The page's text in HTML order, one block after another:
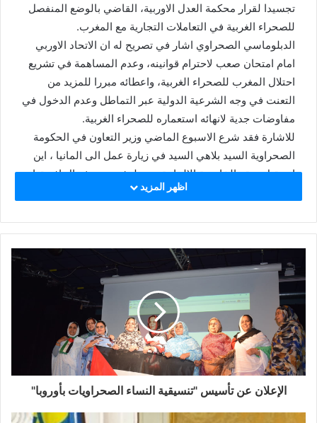
تجسيدا لقرار محكمة العدل الاوربية، القاضي بالوضع المنفصل
للصحراء الغربية في التعاملات التجارية مع المغرب.
الدبلوماسي الصحراوي اشار في تصريح له ان الاتحاد الاوربي
امام امتحان صعب لاحترام قوانينه، وعدم المساهمة في تشريع
احتلال المغرب للصحراء الغربية، واعطائه مبررا للمزيد من
التعنت في وجه الشرعية الدولية عبر التماطل وعدم الدخول في
مفاوضات جدية لانهائه استعماره للصحراء الغربية.
للاشارة فقد شرع الاسبوع الماضي وزير التعاون في الحكومة
الصحراوية السيد بلاهي السيد في زيارة عمل الى المانيا ، اين
استقبل بمقر الخارجية الالمانية من طرف مدير شمال افريقيا
والشرق الأوسط ، كما كانت له لقاءات مع عدد من المسؤولين
اظهر المزيد
الإعلان عن تأسيس "تنسيقية النساء الصحراويات بأوروبا"